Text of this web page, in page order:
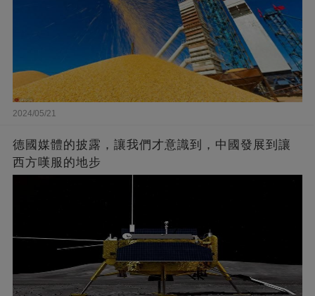
2024/05/21
德國媒體的披露，讓我們才意識到，中國發展到讓
西方嘆服的地步